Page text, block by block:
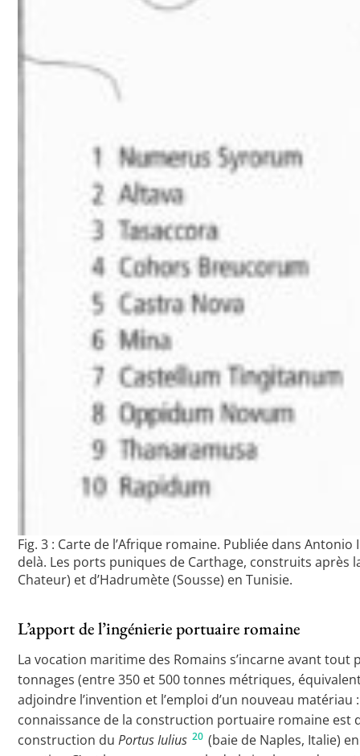
Fig. 3 : Carte de l’Afrique romaine. Publiée dans
delà. Les ports puniques de Carthage, construits après
Chateur) et d’Hadrumète (Sousse) en Tunisie.
L’apport de l’ingénierie portuaire romaine
La vocation maritime des Romains s’incarne avant
tonnages (entre 350 et 500 tonnes métriques,
adjoindre l’invention et l’emploi d’un nouveau
connaissance de la construction portuaire romaine est
construction duPortus Iulius 20 (baie de Naples, Italie)